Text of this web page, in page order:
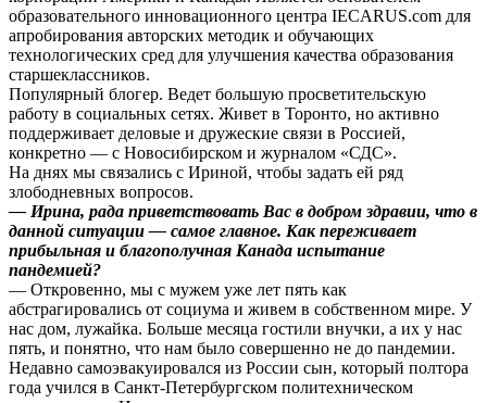
образовательного инновационного центра IECARUS.com для
апробирования авторских методик и обучающих
технологических сред для улучшения качества образования
старшеклассников.
Популярный блогер. Ведет большую просветительскую
работу в социальных сетях. Живет в Торонто, но активно
поддерживает деловые и дружеские связи в Россией,
конкретно — с Новосибирском и журналом «СДС».
На днях мы связались с Ириной, чтобы задать ей ряд
злободневных вопросов.
— Ирина, рада приветствовать Вас в добром здравии, что в
данной ситуации — самое главное. Как переживает
прибыльная и благополучная Канада испытание
пандемией?
— Откровенно, мы с мужем уже лет пять как
абстрагировались от социума и живем в собственном мире. У
нас дом, лужайка. Больше месяца гостили внучки, а их у нас
пять, и понятно, что нам было совершенно не до пандемии.
Недавно самоэвакуировался из России сын, который полтора
года учился в Санкт-Петербургском политехническом